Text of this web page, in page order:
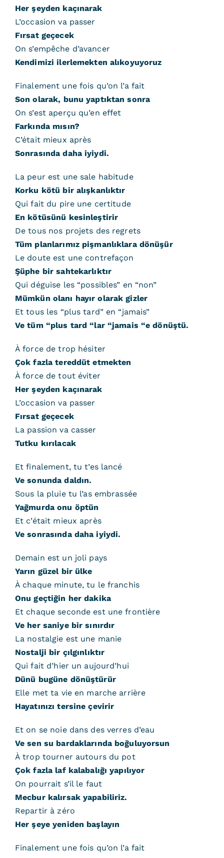
Her şeyden kaçınarak
L’occasion va passer
Fırsat geçecek
On s’empêche d’avancer
Kendimizi ilerlemekten alıkoyuyoruz
Finalement une fois qu’on l’a fait
Son olarak, bunu yaptıktan sonra
On s’est aperçu qu’en effet
Farkında mısın?
C’était mieux après
Sonrasında daha iyiydi.
La peur est une sale habitude
Korku kötü bir alışkanlıktır
Qui fait du pire une certitude
En kötüsünü kesinleştirir
De tous nos projets des regrets
Tüm planlarımız pişmanlıklara dönüşür
Le doute est une contrefaçon
Şüphe bir sahtekarlıktır
Qui déguise les “possibles” en “non”
Mümkün olanı hayır olarak gizler
Et tous les “plus tard” en “jamais”
Ve tüm “plus tard “lar “jamais “e dönüştü.
À force de trop hésiter
Çok fazla tereddüt etmekten
À force de tout éviter
Her şeyden kaçınarak
L’occasion va passer
Fırsat geçecek
La passion va casser
Tutku kırılacak
Et finalement, tu t’es lancé
Ve sonunda daldın.
Sous la pluie tu l’as embrassée
Yağmurda onu öptün
Et c’était mieux après
Ve sonrasında daha iyiydi.
Demain est un joli pays
Yarın güzel bir ülke
À chaque minute, tu le franchis
Onu geçtiğin her dakika
Et chaque seconde est une frontière
Ve her saniye bir sınırdır
La nostalgie est une manie
Nostalji bir çılgınlıktır
Qui fait d’hier un aujourd’hui
Dünü bugüne dönüştürür
Elle met ta vie en marche arrière
Hayatınızı tersine çevirir
Et on se noie dans des verres d’eau
Ve sen su bardaklarında boğuluyorsun
À trop tourner autours du pot
Çok fazla laf kalabalığı yapılıyor
On pourrait s’il le faut
Mecbur kalırsak yapabiliriz.
Repartir à zéro
Her şeye yeniden başlayın
Finalement une fois qu’on l’a fait